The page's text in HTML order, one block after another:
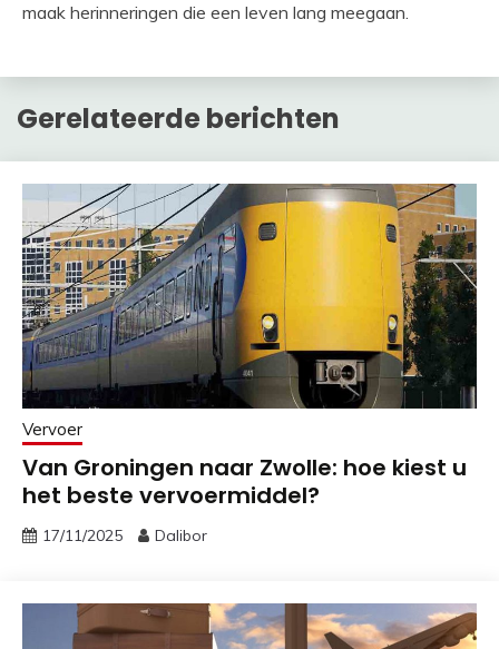
maak herinneringen die een leven lang meegaan.
Gerelateerde berichten
Vervoer
Van Groningen naar Zwolle: hoe kiest u
het beste vervoermiddel?
17/11/2025 Dalibor